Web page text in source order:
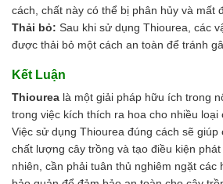
cách, chất này có thể bị phân hủy và mất
Thải bỏ: Sau khi sử dụng Thiourea, các
được thải bỏ một cách an toàn để tránh
Kết Luận
Thiourea là một giải pháp hữu ích trong
trong việc kích thích ra hoa cho nhiều loại
Việc sử dụng Thiourea đúng cách sẽ giúp
chất lượng cây trồng và tạo điều kiện
nhiên, cần phải tuân thủ nghiêm ngặt các